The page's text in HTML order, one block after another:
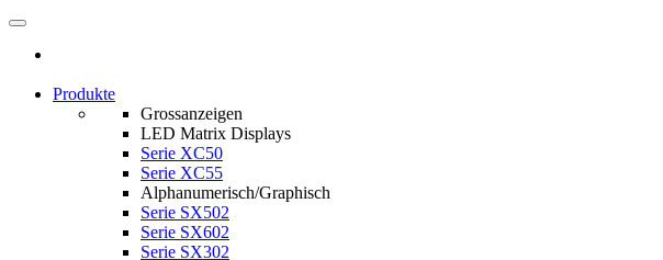
Produkte
Grossanzeigen
LED Matrix Displays
Serie XC50
Serie XC55
Alphanumerisch/Graphisch
Serie SX502
Serie SX602
Serie SX302